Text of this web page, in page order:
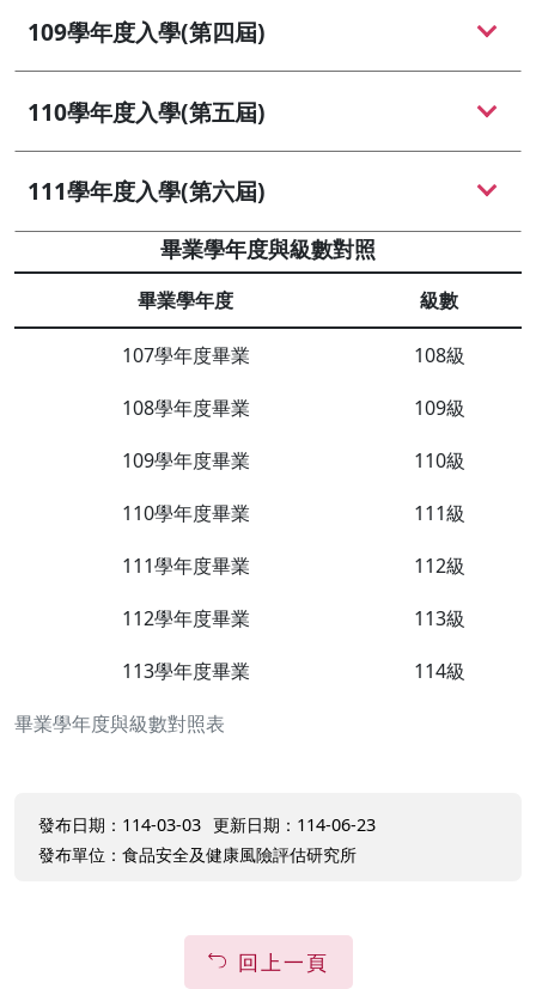
109學年度入學(第四屆)
110學年度入學(第五屆)
111學年度入學(第六屆)
畢業學年度與級數對照
畢業學年度與級數對照表
畢業學年度 級數
107學年度畢業
108級
108學年度畢業
109級
109學年度畢業
110級
110學年度畢業
111級
111學年度畢業
112級
112學年度畢業
113級
113學年度畢業
114級
發布日期：114-03-03 更新日期：114-06-23
發布單位：食品安全及健康風險評估研究所
回上一頁